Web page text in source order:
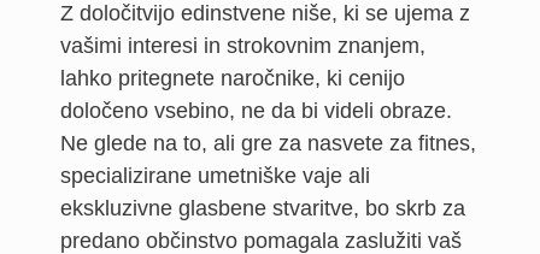
Z določitvijo edinstvene niše, ki se ujema z
vašimi interesi in strokovnim znanjem,
lahko pritegnete naročnike, ki cenijo
določeno vsebino, ne da bi videli obraze.
Ne glede na to, ali gre za nasvete za fitnes,
specializirane umetniške vaje ali
ekskluzivne glasbene stvaritve, bo skrb za
predano občinstvo pomagala zaslužiti vaš